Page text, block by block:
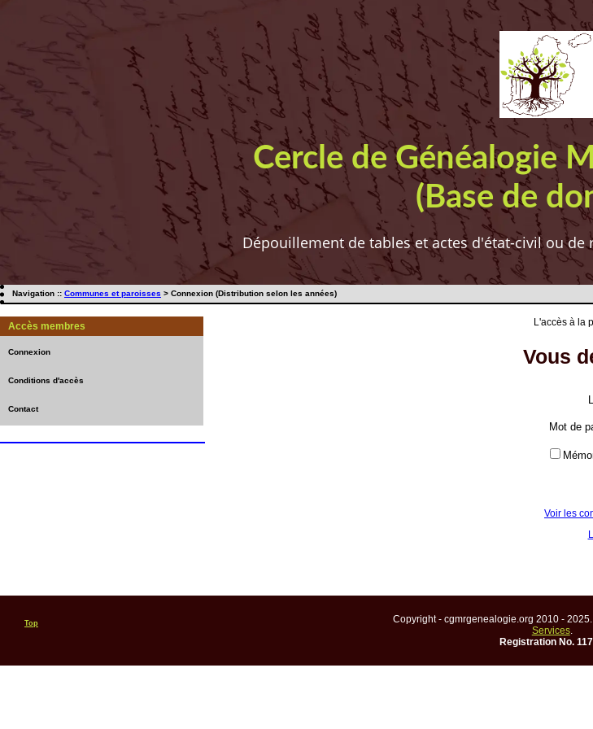
Cercle de Généalogie
(Base de
Dépouillement de tables et actes d'état-civil ou
Navigation :: Communes et paroisses > Connexion (Distribution selon les années)
Accès membres
Connexion
Conditions d'accès
Contact
L'accès à la
Vous
Mot de
Voir les
Top Copyright - cgmrgenealogie.org 2010 -
Services.
Registration No.